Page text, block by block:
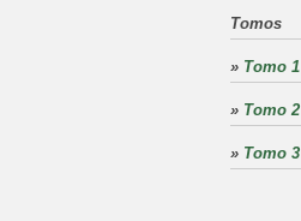
Tomos
» Tomo 1
» Tomo 2
» Tomo 3